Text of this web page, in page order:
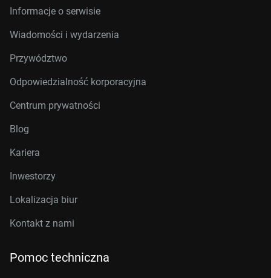
Informacje o serwisie
Wiadomości i wydarzenia
Przywództwo
Odpowiedzialność korporacyjna
Centrum prywatności
Blog
Kariera
Inwestorzy
Lokalizacja biur
Kontakt z nami
Pomoc techniczna